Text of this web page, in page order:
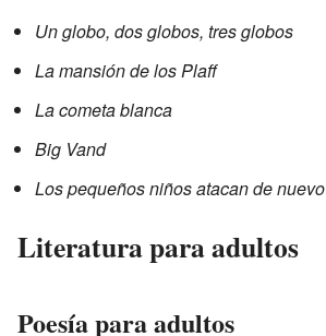
Un globo, dos globos, tres globos
La mansión de los Plaff
La cometa blanca
Big Vand
Los pequeños niños atacan de nuevo
Literatura para adultos
Poesía para adultos